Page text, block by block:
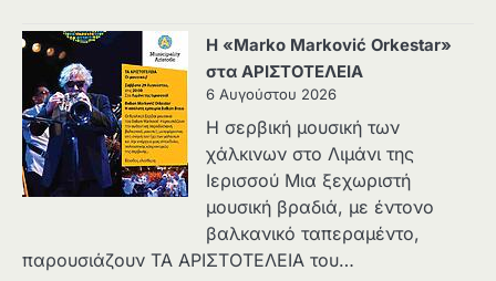
Η «Marko Marković Orkestar»
στα ΑΡΙΣΤΟΤΕΛΕΙΑ
6 Αυγούστου 2026
Η σερβική μουσική των
χάλκινων στο Λιμάνι της
Ιερισσού Μια ξεχωριστή
μουσική βραδιά, με έντονο
βαλκανικό ταπεραμέντο,
παρουσιάζουν ΤΑ ΑΡΙΣΤΟΤΕΛΕΙΑ του…